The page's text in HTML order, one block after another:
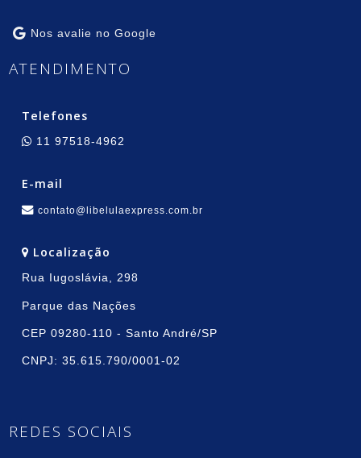
Nos avalie no Google
ATENDIMENTO
Telefones
11 97518-4962
E-mail
contato@libelulaexpress.com.br
Localização
Rua Iugoslávia, 298
Parque das Nações
CEP 09280-110 - Santo André/SP
CNPJ: 35.615.790/0001-02
REDES SOCIAIS